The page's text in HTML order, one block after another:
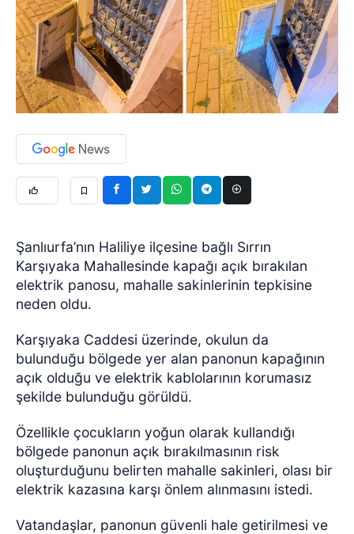
Şanlıurfa’nın Haliliye ilçesine bağlı Sırrın
Karşıyaka Mahallesinde kapağı açık bırakılan
elektrik panosu, mahalle sakinlerinin tepkisine
neden oldu.
Karşıyaka Caddesi üzerinde, okulun da
bulunduğu bölgede yer alan panonun kapağının
açık olduğu ve elektrik kablolarının korumasız
şekilde bulunduğu görüldü.
Özellikle çocukların yoğun olarak kullandığı
bölgede panonun açık bırakılmasının risk
oluşturduğunu belirten mahalle sakinleri, olası bir
elektrik kazasına karşı önlem alınmasını istedi.
Vatandaşlar, panonun güvenli hale getirilmesi ve